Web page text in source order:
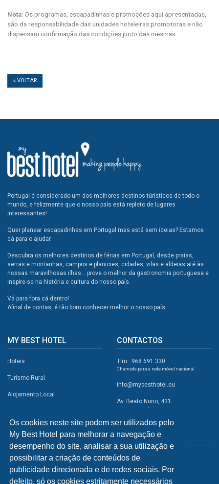
Os cookies neste site podem ser utilizados pelo
My Best Hotel para melhorar a navegação e
desempenho do site, analisar a sua utilização e
possibilitar a criação de conteúdos de
publicidade direcionada e de redes sociais. Por
defeito, só os cookies estritamente necessários
Nota:Os programas, escapadinhas e promoções aqui apresentadas,
são da responsabilidade das unidades hoteleiras promotoras e não
dispensam confirmação das condições junto das mesmas.
« VOLTAR
Portugal é considerado um dos melhores destinos túristicos de todo o
mundo, e felizmente que o nosso país está repleto de lugares
interessantes!
Quer planear escapadinhas em Portugal mas está sem ideias? Estamos
cá para o ajudar.
Descubra os melhores destinos de férias em Portugal, desde praias,
serras e montanhas, campos e planicies, cidades, vilas e aldeias até às
nossas maravilhosas ilhas... prove o melhor da gastronomia portuguesa e
inspire-se na história e cultura do nosso país.
Vá para fora cá dentro!
Afinal de contas, é tão bom conhecer melhor o nosso país.
MY BEST HOTEL
Hoteis
Turismo Rural
Alojamento Local
Campismo
Atividades
Restaurantes
A Visitar
CONTACTOS
Tlm.: 968 691 330
Chamada para a rede móvel nacional
info@mybesthotel.eu
Av. Beato Nuno, 431
2495-401 Fátima
REDES SOCIAIS